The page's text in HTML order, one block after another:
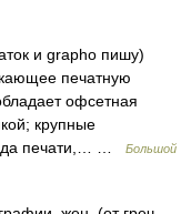
и grapho пишу)
печатную
офсетная
крупные
печати,… …
Большой